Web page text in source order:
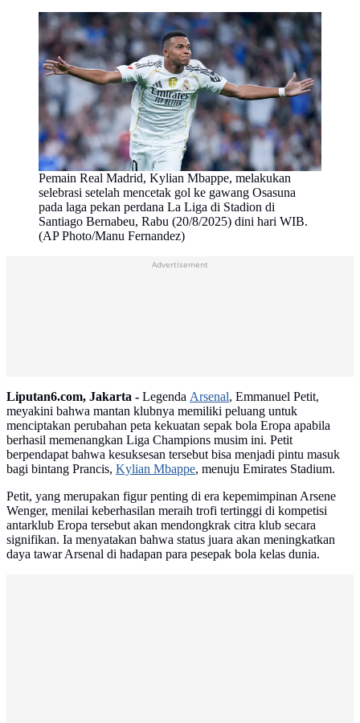
Pemain Real Madrid, Kylian Mbappe, melakukan
selebrasi setelah mencetak gol ke gawang Osasuna
pada laga pekan perdana La Liga di Stadion di
Santiago Bernabeu, Rabu (20/8/2025) dini hari WIB.
(AP Photo/Manu Fernandez)
Advertisement
Liputan6.com, Jakarta - Legenda Arsenal, Emmanuel Petit,
meyakini bahwa mantan klubnya memiliki peluang untuk
menciptakan perubahan peta kekuatan sepak bola Eropa apabila
berhasil memenangkan Liga Champions musim ini. Petit
berpendapat bahwa kesuksesan tersebut bisa menjadi pintu masuk
bagi bintang Prancis, Kylian Mbappe, menuju Emirates Stadium.
Petit, yang merupakan figur penting di era kepemimpinan Arsene
Wenger, menilai keberhasilan meraih trofi tertinggi di kompetisi
antarklub Eropa tersebut akan mendongkrak citra klub secara
signifikan. Ia menyatakan bahwa status juara akan meningkatkan
daya tawar Arsenal di hadapan para pesepak bola kelas dunia.